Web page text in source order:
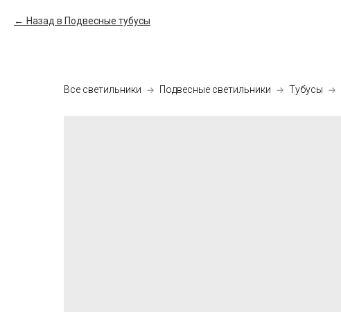
Назад в Подвесные тубусы
Все светильники Подвесные светильники Тубусы